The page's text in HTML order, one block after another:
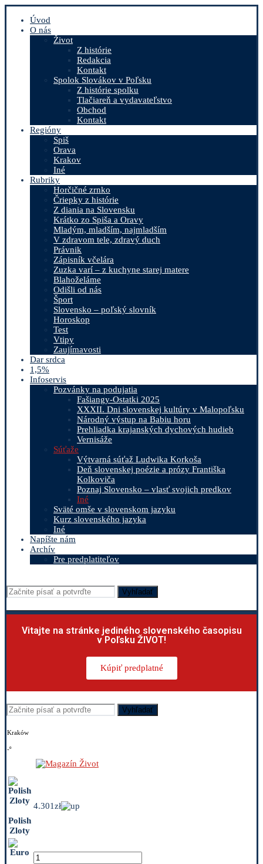
Úvod
O nás
Život
Z histórie
Redakcia
Kontakt
Spolok Slovákov v Poľsku
Z histórie spolku
Tlačiareň a vydavateľstvo
Obchod
Kontakt
Regióny
Spiš
Orava
Krakov
Iné
Rubriky
Horčičné zrnko
Čriepky z histórie
Z diania na Slovensku
Krátko zo Spiša a Oravy
Mladým, mladším, najmladším
V zdravom tele, zdravý duch
Právnik
Zápisník včelára
Zuzka varí – z kuchyne starej matere
Blahoželáme
Odišli od nás
Šport
Slovensko – poľský slovník
Horoskop
Test
Vtipy
Zaujímavosti
Dar srdca
1,5%
Infoservis
Pozvánky na podujatia
Fašiangy-Ostatki 2025
XXXII. Dni slovenskej kultúry v Malopoľsku
Národný výstup na Babiu horu
Prehliadka krajanských dychových hudieb
Vernisáže
Súťaže
Výtvarná súťaž Ludwika Korkoša
Deň slovenskej poézie a prózy Františka
Kolkoviča
Poznaj Slovensko – vlasť svojich predkov
Iné
Sväté omše v slovenskom jazyku
Kurz slovenského jazyka
Iné
Napíšte nám
Archív
Pre predplatiteľov
Vyhľadať
Vitajte na stránke jediného slovenského časopisu
v Poľsku ŽIVOT!
Kúpiť predplatné
Vyhľadať
Kraków
-º
Polish
Zloty
4.301zł